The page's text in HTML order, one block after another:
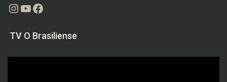
Instagram
Youtube
Facebook
TV O Brasiliense